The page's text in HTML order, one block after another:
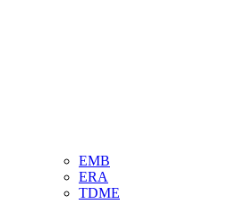
EMB
ERA
TDME